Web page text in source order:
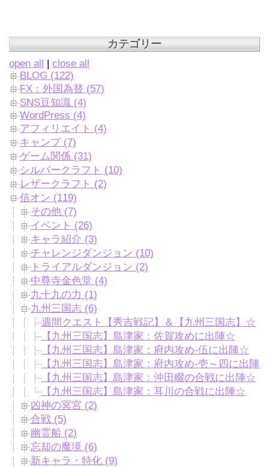
カテゴリー
open all | close all
BLOG (122)
FX：外国為替 (57)
SNS豆知識 (4)
WordPress (4)
アフィリエイト (4)
キャンプ (7)
ゲーム関係 (31)
シルバークラフト (10)
レザークラフト (2)
信オン (119)
その他 (7)
イベント (26)
キャラ紹介 (3)
チャレンジダンジョン (10)
トライアルダンジョン (2)
中尊寺金色堂 (4)
九十九の力 (1)
九州三国志 (6)
週間クエスト【秀吉戦記】＆【九州三国志】☆
【九州三国志】島津家：佐賀攻めに出陣☆
【九州三国志】島津家：府内攻め-伍に出陣☆
【九州三国志】島津家：府内攻め-壱～四に出陣☆
【九州三国志】島津家：沖田畷の合戦に出陣☆
【九州三国志】島津家：耳川の合戦に出陣☆
凶神の冥宮 (2)
合戦 (5)
幽霊船 (2)
忘却の魔境 (6)
新キャラ・特化 (9)